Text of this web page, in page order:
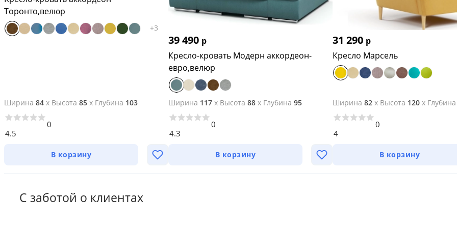
Торонто,велюр
+3
Ширина 84 x Высота 85 x Глубина 103
4.5
0
В корзину
39 490 р
Кресло-кровать Модерн аккордеон-
евро,велюр
Ширина 117 x Высота 88 x Глубина 95
4.3
0
В корзину
31 290 р
Кресло Марсель
Ширина 82 x Высота 120 x Глубина
4
0
В корзину
С заботой о клиентах